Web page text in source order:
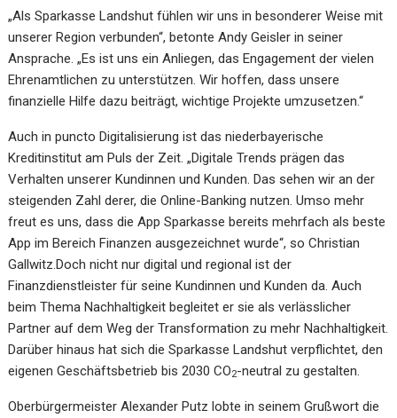
„Als Sparkasse Landshut fühlen wir uns in besonderer Weise mit
unserer Region verbunden“, betonte Andy Geisler in seiner
Ansprache. „Es ist uns ein Anliegen, das Engagement der vielen
Ehrenamtlichen zu unterstützen. Wir hoffen, dass unsere
finanzielle Hilfe dazu beiträgt, wichtige Projekte umzusetzen.“
Auch in puncto Digitalisierung ist das niederbayerische
Kreditinstitut am Puls der Zeit. „Digitale Trends prägen das
Verhalten unserer Kundinnen und Kunden. Das sehen wir an der
steigenden Zahl derer, die Online-Banking nutzen. Umso mehr
freut es uns, dass die App Sparkasse bereits mehrfach als beste
App im Bereich Finanzen ausgezeichnet wurde“, so Christian
Gallwitz.Doch nicht nur digital und regional ist der
Finanzdienstleister für seine Kundinnen und Kunden da. Auch
beim Thema Nachhaltigkeit begleitet er sie als verlässlicher
Partner auf dem Weg der Transformation zu mehr Nachhaltigkeit.
Darüber hinaus hat sich die Sparkasse Landshut verpflichtet, den
eigenen Geschäftsbetrieb bis 2030 CO2-neutral zu gestalten.
Oberbürgermeister Alexander Putz lobte in seinem Grußwort die